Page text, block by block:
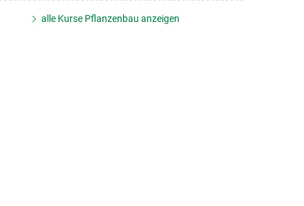
alle Kurse Pflanzenbau anzeigen